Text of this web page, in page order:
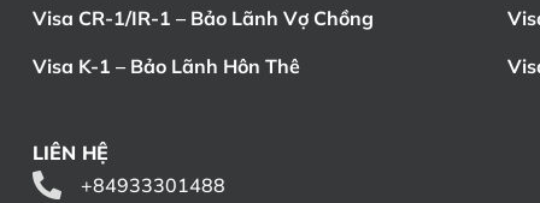
Visa CR-1/IR-1 – Bảo Lãnh Vợ Chồng
Visa K-1 – Bảo Lãnh Hôn Thê
LIÊN HỆ
+84933301488